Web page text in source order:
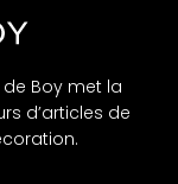
Boy met la
d’articles de